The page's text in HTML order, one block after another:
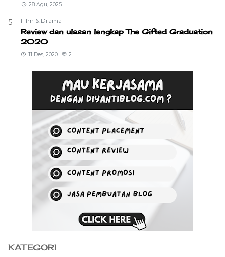
28 Agu, 2025
5 Film & Drama
Review dan ulasan lengkap The Gifted Graduation
2020
11 Des, 2020 2
KATEGORI